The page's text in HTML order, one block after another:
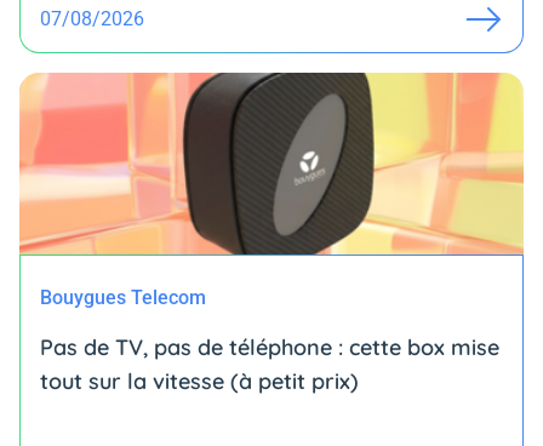
07/08/2026
Bouygues Telecom
Pas de TV, pas de téléphone : cette box mise
tout sur la vitesse (à petit prix)